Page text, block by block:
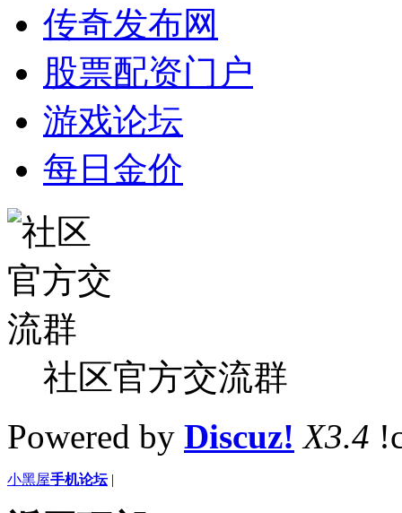
传奇发布网
股票配资门户
游戏论坛
每日金价
社区官方交流群
Powered by Discuz! X3.4
小黑屋手机论坛 |